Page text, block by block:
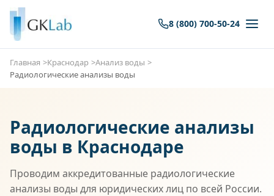
8 (800) 700-50-24
Главная Краснодар
Анализ воды
Радиологические анализы воды
Радиологические анализы
воды в Краснодаре
Проводим аккредитованные радиологические
анализы воды для юридических лиц по всей России.